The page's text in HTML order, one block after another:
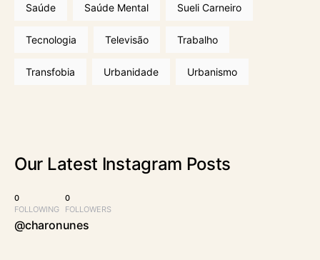
Saúde Saúde Mental Sueli Carneiro
Tecnologia Televisão Trabalho
Transfobia Urbanidade Urbanismo
Our Latest Instagram Posts
0
FOLLOWING
0
FOLLOWERS
@charonunes